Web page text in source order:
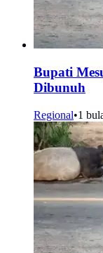
Bupati
Dibunuh
Regional•1